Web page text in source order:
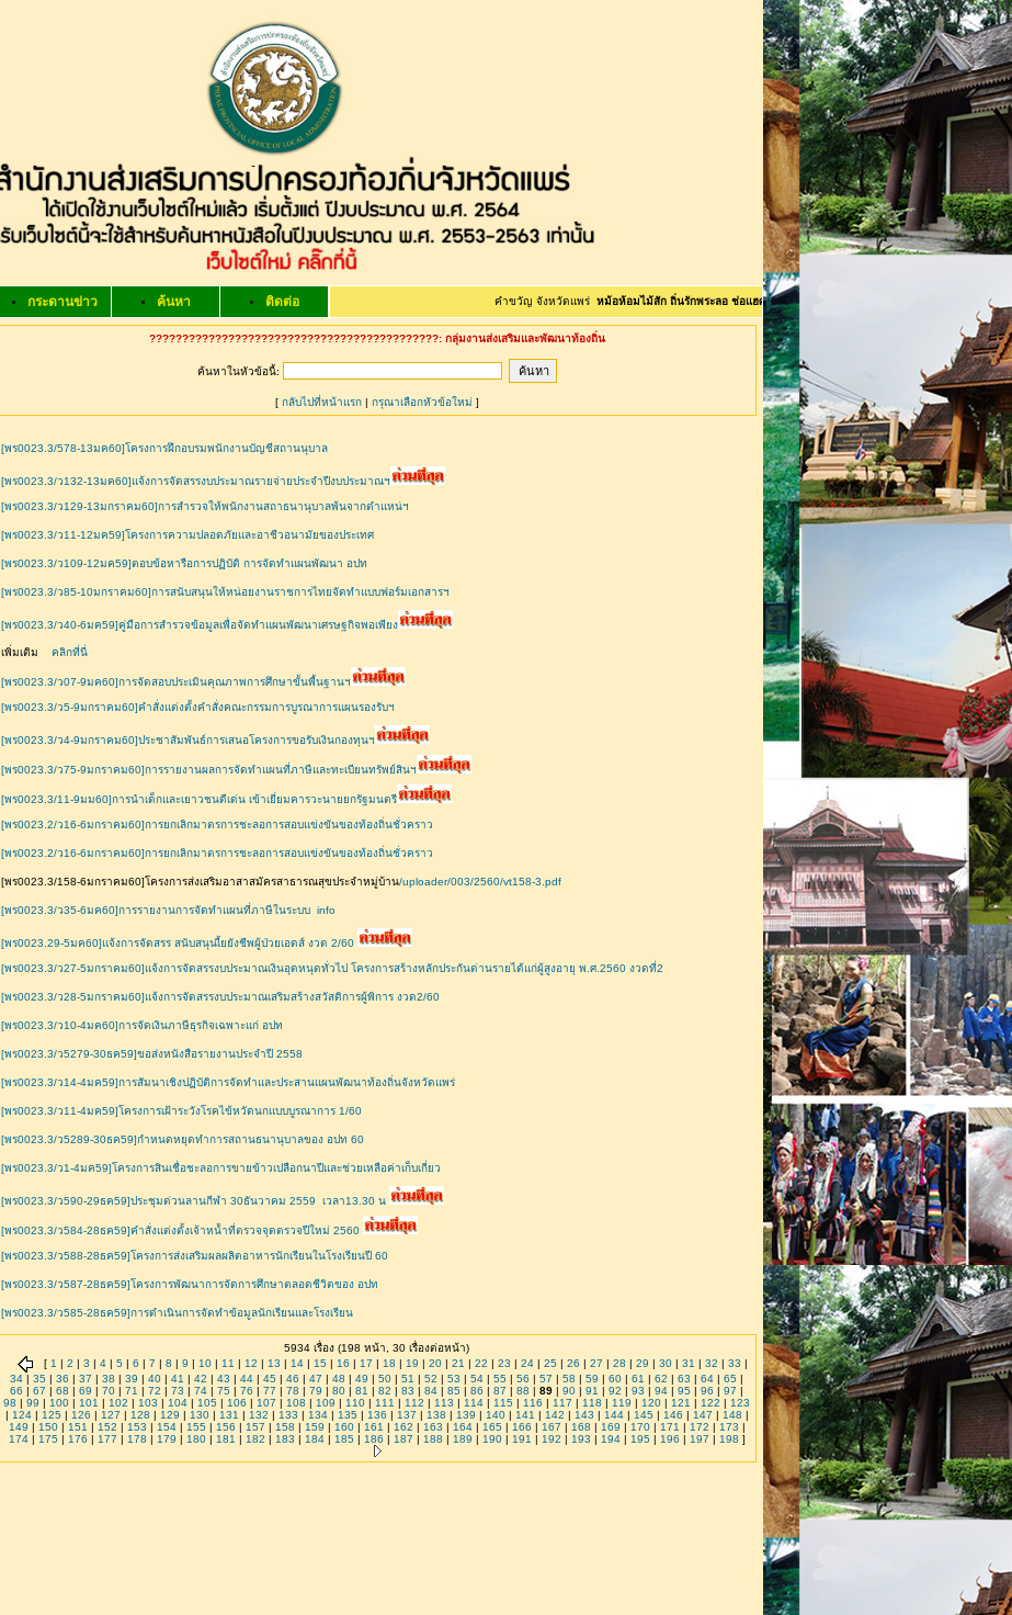
กระดานข่าว ค้นหา ติดต่อ คำขวัญ จังหวัดแพร่หม้อห้อมไม้สัก ถิ่นรักพระลอ ช่อแฮศรีเมือง ลือเลือนแพะเมืองผี คนแพร่นี้ใจงาม <>ยินดีต้อนรับเข้
????????????????????????????????????????????: กลุ่มงานส่งเสริมและพัฒนาท้องถิ่น
ค้นหาในหัวข้อนี้:
[ กลับไปที่หน้าแรก| กรุณาเลือกหัวข้อใหม่]
[พร0023.3/578-13มค60]โครงการฝึกอบรมพนักงานบัญชีสถานนุบาล
[พร0023.3/ว132-13มค60]แจ้งการจัดสรรงบประมาณรายจ่ายประจำปีงบประมาณฯ
[พร0023.3/ว129-13มกราคม60]การสำรวจให้พนักงานสถาธนานุบาลพ้นจากตำแหน่ฯ
[พร0023.3/ว11-12มค59]โครงการความปลอดภัยและอาชีวอนามัยของประเทศ
[พร0023.3/ว109-12มค59]ตอบข้อหารือการปฏิบัติ การจัดทำแผนพัฒนา อปท
[พร0023.3/ว85-10มกราคม60]การสนับสนุนให้หน่อยงานราชการไทยจัดทำแบบฟอร์มเอกสารฯ
[พร0023.3/ว40-6มค59]คู่มือการสำรวจข้อมูลเพื่อจัดทำแผนพัฒนาเศรษฐกิจพอเพียง
เพิ่มเติม คลิกที่นี่
[พร0023.3/ว07-9มค60]การจัดสอบประเมินคุณภาพการศึกษาขั้นพื้นฐานฯ
[พร0023.3/ว5-9มกราคม60]คำสั่งแต่งตั้งคำสั่งคณะกรรมการบูรณาการแผนรองรับฯ
[พร0023.3/ว4-9มกราคม60]ประชาสัมพันธ์การเสนอโครงการขอรับเงินกองทุนฯ
[พร0023.3/ว75-9มกราคม60]การรายงานผลการจัดทำแผนที่ภาษีและทะเบียนทรัพย์สินฯ
[พร0023.3/11-9มม60]การนำเด็กและเยาวชนดีเด่น เข้าเยี่ยมคารวะนายยกรัฐมนตรี
[พร0023.2/ว16-6มกราคม60]การยกเลิกมาตรการชะลอการสอบแข่งขันของท้องถิ่นชั่วคราว
[พร0023.2/ว16-6มกราคม60]การยกเลิกมาตรการชะลอการสอบแข่งขันของท้องถิ่นชั่วคราว
[พร0023.3/158-6มกราคม60]โครงการส่งเสริมอาสาสมัครสาธารณสุขประจำหมู่บ้าน/uploader/003/2560/vt158-3.pdf
[พร0023.3/ว35-6มค60]การรายงานการจัดทำแผนที่ภาษีในระบบ info
[พร0023.29-5มค60]แจ้งการจัดสรร สนับสนุนเี้ยยังชีพผู้ป่วยเอดส์ งวด 2/60
[พร0023.3/ว27-5มกราคม60]แจ้งการจัดสรรงบประมาณเงินอุดหนุดทั่วไป โครงการสร้างหลักประกันด่านรายได้แก่ผู้สูงอายุ พ.ศ.2560 งวดที่2
[พร0023.3/ว28-5มกราคม60]แจ้งการจัดสรรงบประมาณเสริมสร้างสวัสดิการผู้พิการ งวด2/60
[พร0023.3/ว10-4มค60]การจัดเงินภาษีธุรกิจเฉพาะแก่ อปท
[พร0023.3/ว5279-30ธค59]ขอส่งหนังสือรายงานประจำปี 2558
[พร0023.3/ว14-4มค59]การสัมนาเชิงปฏิบัติการจัดทำและประสานแผนพัฒนาท้องถิ่นจังหวัดแพร่
[พร0023.3/ว11-4มค59]โครงการเฝ้าระวังโรคไข้หวัดนกแบบบูรณาการ 1/60
[พร0023.3/ว5289-30ธค59]กำหนดหยุดทำการสถานธนานุบาลของ อปท 60
[พร0023.3/ว1-4มค59]โครงการสินเชื่อชะลอการขายข้าวเปลือกนาปีและช่วยเหลือค่าเก็บเกี่ยว
[พร0023.3/ว590-29ธค59]ประชุมด่วนลานกีฬา 30ธันวาคม 2559 เวลา13.30 น
[พร0023.3/ว584-28ธค59]คำสั่งแต่งตั้งเจ้าหน้้าที่ตรวจจุดตรวจปีใหม่ 2560
[พร0023.3/ว588-28ธค59]โครงการส่งเสริมผลผลิตอาหารนักเรียนในโรงเรียนปี 60
[พร0023.3/ว587-28ธค59]โครงการพัฒนาการจัดการศึกษาตลอดชีวิตของ อปท
[พร0023.3/ว585-28ธค59]การดำเนินการจัดทำข้อมูลนักเรียนและโรงเรียน
5934 เรื่อง (198 หน้า, 30 เรื่องต่อหน้า)
[ 1 | 2 | 3 | 4| 5| 6 | 7 | 8 | 9 | 10| 11 | 12 | 13 | 14| 15| 16 | 17 | 18 | 19 | 20| 21 | 22 | 23 | 24| 25| 26 | 27 | 28 | 29 | 30| 31 | 32 | 33 |
34 | 35 | 36 | 37 | 38 | 39 | 40 | 41 | 42 | 43 | 44 | 45 | 46 | 47 | 48 | 49 | 50 | 51 | 52 | 53 | 54 | 55 | 56 | 57 | 58 | 59 | 60 | 61 | 62 | 63 | 64 | 65 |
66 | 67 | 68 | 69 | 70 | 71 | 72 | 73 | 74 | 75 | 76 | 77 | 78 | 79 | 80 | 81 | 82 | 83 | 84 | 85 | 86 | 87 | 88 | 89 | 90 | 91 | 92 | 93 | 94 | 95 | 96 | 97 |
98 | 99 | 100 | 101 | 102 | 103 | 104 | 105 | 106 | 107 | 108 | 109 | 110 | 111 | 112 | 113 | 114 | 115 | 116 | 117 | 118 | 119 | 120 | 121 | 122 | 123
| 124| 125| 126 | 127 | 128 | 129 | 130| 131 | 132 | 133 | 134| 135| 136 | 137 | 138 | 139 | 140| 141 | 142 | 143 | 144| 145| 146 | 147 | 148 |
149 | 150| 151 | 152 | 153 | 154| 155| 156 | 157 | 158 | 159 | 160| 161 | 162 | 163 | 164| 165| 166 | 167 | 168 | 169 | 170| 171 | 172 | 173 |
174| 175| 176 | 177 | 178 | 179 | 180| 181 | 182 | 183 | 184| 185| 186 | 187 | 188 | 189 | 190| 191 | 192 | 193 | 194| 195| 196 | 197 | 198 ]